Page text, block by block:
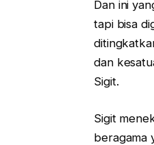
Dan ini
tapi bisa
dan
Sigit.
Sigit
beragama